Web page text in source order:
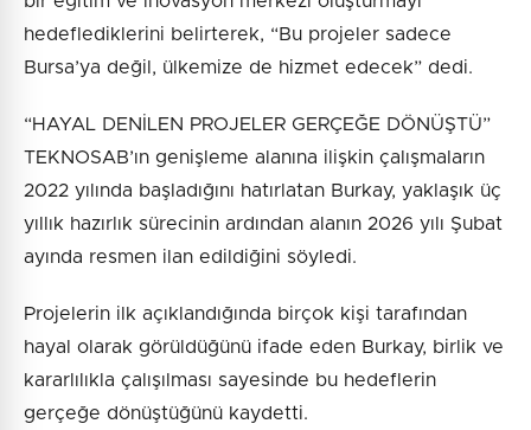
hedeflediklerini belirterek, “Bu projeler sadece
Bursa’ya değil, ülkemize de hizmet edecek” dedi.
“HAYAL DENİLEN PROJELER GERÇEĞE DÖNÜŞTÜ”
TEKNOSAB’ın genişleme alanına ilişkin çalışmaların
2022 yılında başladığını hatırlatan Burkay, yaklaşık üç
yıllık hazırlık sürecinin ardından alanın 2026 yılı Şubat
ayında resmen ilan edildiğini söyledi.
Projelerin ilk açıklandığında birçok kişi tarafından
hayal olarak görüldüğünü ifade eden Burkay, birlik ve
kararlılıkla çalışılması sayesinde bu hedeflerin
gerçeğe dönüştüğünü kaydetti.